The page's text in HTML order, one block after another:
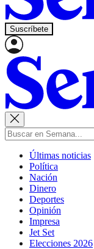
Suscríbete
Últimas noticias
Política
Nación
Dinero
Deportes
Opinión
Impresa
Jet Set
Elecciones 2026